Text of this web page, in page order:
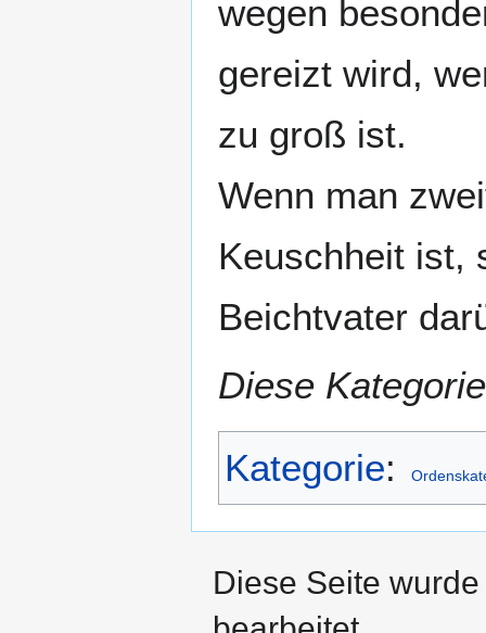
wegen
gereizt wird,
zu groß ist.
Wenn man
Keuschheit ist,
Beichtvater
Diese
Kategorie:
Diese Seite